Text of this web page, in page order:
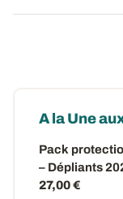
A la Une
Pack
– Dépliants
27,00 €